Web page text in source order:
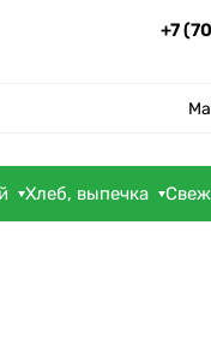
+7
Хлеб, выпечка